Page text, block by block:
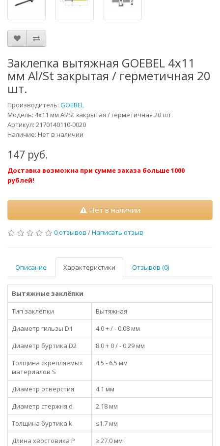
Заклепка вытяжная GOEBEL 4х11
мм Al/St закрытая / герметичная 20
шт.
Производитель: GOEBEL
Модель: 4х11 мм Al/St закрытая / герметичная 20 шт.
Артикул: 2170140110-0020
Наличие: Нет в наличии
147 руб.
Доставка возможна при сумме заказа больше 1000
рублей!
Нет в наличии
0 отзывов /Написать отзыв
Описание Характеристики Отзывов (0)
Вытяжные заклёпки
Тип заклёпки
Вытяжная
Диаметр гильзы D1
4.0 + / - 0.08 мм
Диаметр буртика D2
8.0 + 0 / - 0.29 мм
Толщина скрепляемых
материалов S
4.5 - 6.5 мм
Диаметр отверстия
4.1 мм
Диаметр стержня d
2.18 мм
Толщина буртика k
≤1.7 мм
Длина хвостовика P
≥ 27.0 мм